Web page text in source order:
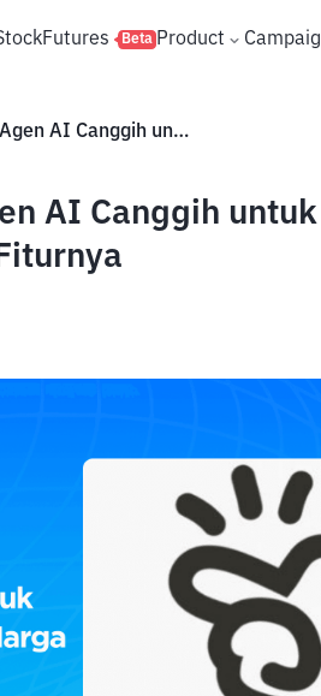
Futures Beta Product
Apa Itu Manus AI? Agen AI Canggih untuk Beragam Tugas, Ini Harga dan Fiturnya
AI Canggih